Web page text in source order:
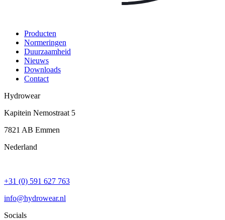
Producten
Normeringen
Duurzaamheid
Nieuws
Downloads
Contact
Hydrowear
Kapitein Nemostraat 5
7821 AB Emmen
Nederland
+31 (0) 591 627 763
info@hydrowear.nl
Socials